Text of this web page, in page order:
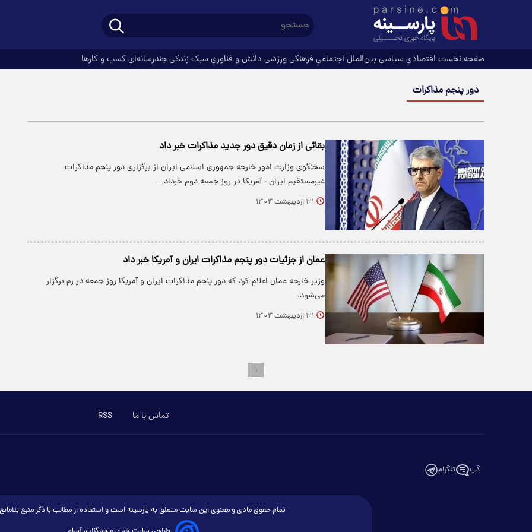
صفحه نخست اقتصادی سیاسی بین‌الملل اجتماعی فرهنگیورزشی دانش و فناوری سبک زندگیچندرسانه‌ای کسب و کارها
دور پنجم مذاکرات
بقائی از زمان دقیق دور جدید مذاکرات خبر داد
سخنگوی وزارت امور خارجه جمهوری اسلامی ایران از برگزاری دور پنجم مذاکرات
غیرمستقیم ایران - آمریکا در روز جمعه دوم خرداد…
۳۱ اردیبهشت ۱۴۰۴
عمان از جزئیات دور پنجم مذاکرات ایران و آمریکا خبر داد
وزیر خارجه عمان اعلام کرد که دور پنجم مذاکرات ایران و آمریکا روز جمعه در رم برگزار
می‌شود.
۳۱ اردیبهشت ۱۴۰۴
۱
تماس با ما RSS
گپ تلگرام
تمام حقوق مادی و معنوی این سایت متعلق به پارسینه است و استفاده از مطالب با ذکر منبع